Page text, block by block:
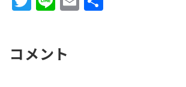
w
te
n m
コメント